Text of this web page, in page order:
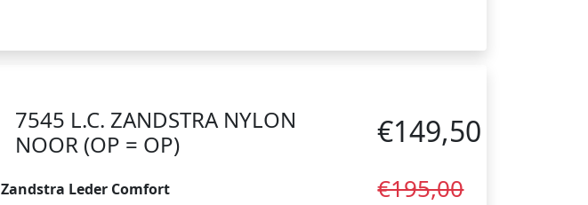
7545 L.C. ZANDSTRA NYLON
NOOR (OP = OP)
Zandstra Leder Comfort
€149,50
€195,00